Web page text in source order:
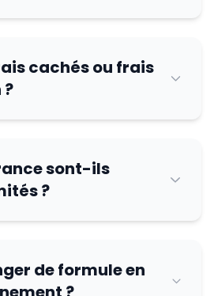
cachés ou frais
sont-ils
?
de formule en